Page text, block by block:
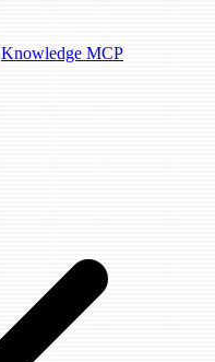
Knowledge MCP